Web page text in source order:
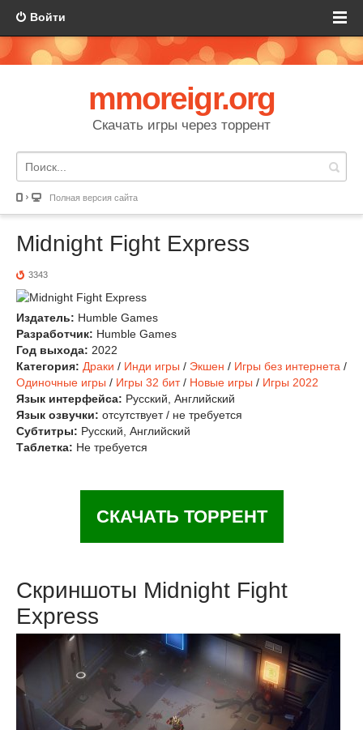
Войти
mmoreigr.org
Скачать игры через торрент
Полная версия сайта
Midnight Fight Express
3343
Издатель: Humble Games
Разработчик: Humble Games
Год выхода: 2022
Категория: Драки / Инди игры / Экшен / Игры без интернета /
Одиночные игры / Игры 32 бит/ Новые игры / Игры 2022
Язык интерфейса: Русский, Английский
Язык озвучки: отсутствует / не требуется
Субтитры: Русский, Английский
Таблетка: Не требуется
СКАЧАТЬ ТОРРЕНТ
Скриншоты Midnight Fight
Express